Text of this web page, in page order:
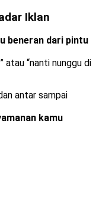
Iklan
beneran dari pintu
atau “nanti nunggu di
antar sampai
kamu